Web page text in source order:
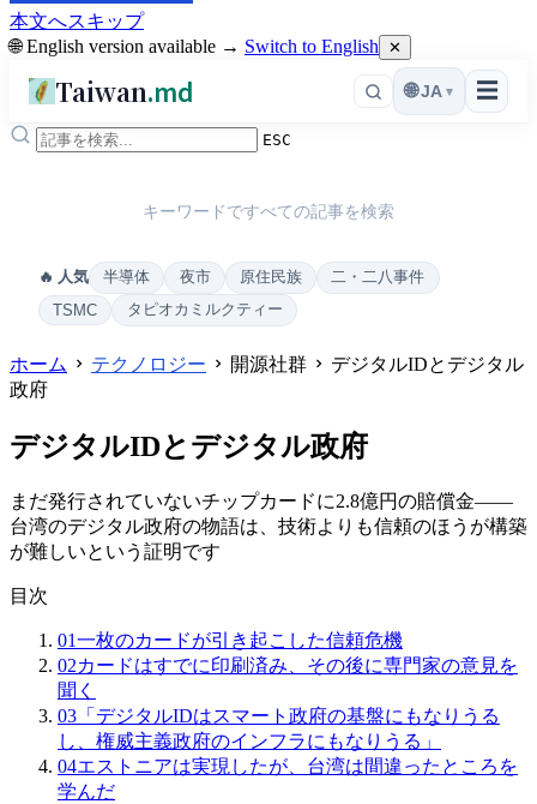
本文へスキップ
🌐 English version available → Switch to English ✕
Taiwan.md ☰
🌐 JA ▾
ESC
キーワードですべての記事を検索
🔥 人気 半導体 夜市 原住民族
二・二八事件
TSMC
タピオカミルクティー
ホーム テクノロジー 開源社群
デジタルIDとデジタル
政府
デジタルIDとデジタル政府
まだ発行されていないチップカードに2.8億円の賠償金——
台湾のデジタル政府の物語は、技術よりも信頼のほうが構築
が難しいという証明です
目次
01一枚のカードが引き起こした信頼危機
02カードはすでに印刷済み、その後に専門家の意見を
聞く
03 「デジタルIDはスマート政府の基盤にもなりうる
し、権威主義政府のインフラにもなりうる」
04エストニアは実現したが、台湾は間違ったところを
学んだ